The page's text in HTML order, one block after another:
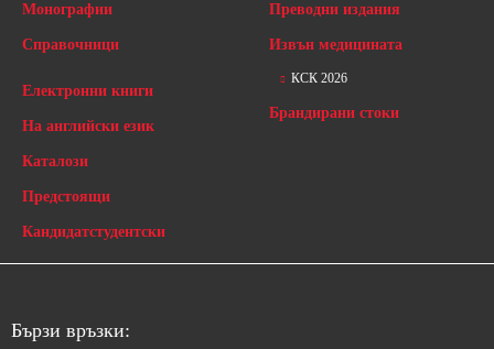
Монографии
Справочници
Преводни издания
Извън медицината
Електронни книги
На английски език
Каталози
Предстоящи
Кандидатстудентски
КСК 2026
Брандирани стоки
Бързи връзки: